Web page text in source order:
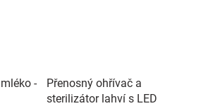
-
Přenosný ohřívač a
sterilizátor lahví s LED